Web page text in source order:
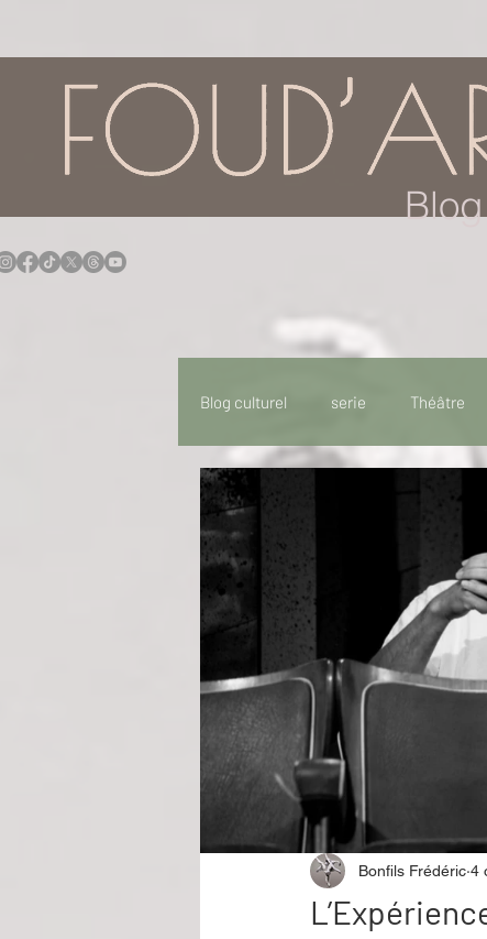
Blog culturel serie Théâtre
Performance
Événement Validé par
Offre spéciale
Bonfils Frédéric 4